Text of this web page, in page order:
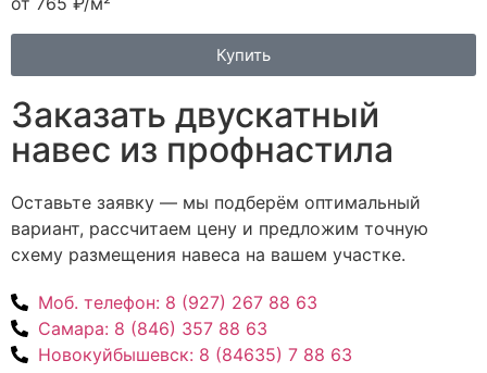
Купить
Заказать двускатный
навес из профнастила
Оставьте заявку — мы подберём оптимальный
вариант, рассчитаем цену и предложим точную
схему размещения навеса на вашем участке.
Моб. телефон: 8 (927) 267 88 63
Самара: 8 (846) 357 88 63
Новокуйбышевск: 8 (84635) 7 88 63